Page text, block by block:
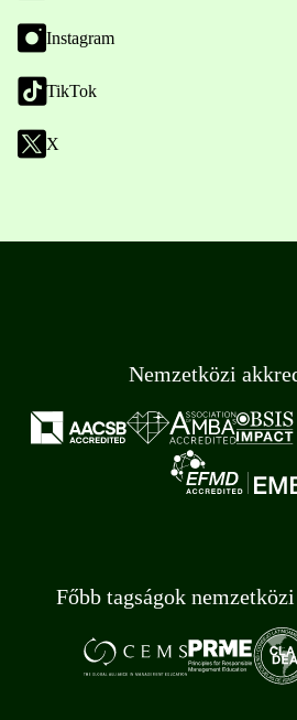
Instagram
TikTok
X
Nemzetközi
Főbb tagságok